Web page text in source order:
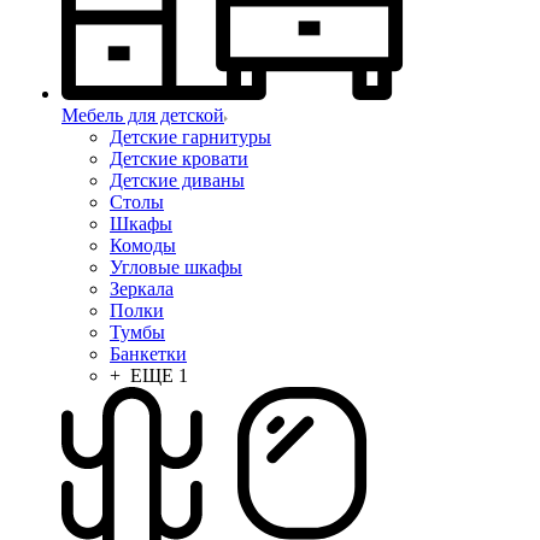
Мебель для детской
Детские гарнитуры
Детские кровати
Детские диваны
Столы
Шкафы
Комоды
Угловые шкафы
Зеркала
Полки
Тумбы
Банкетки
+ ЕЩЕ 1